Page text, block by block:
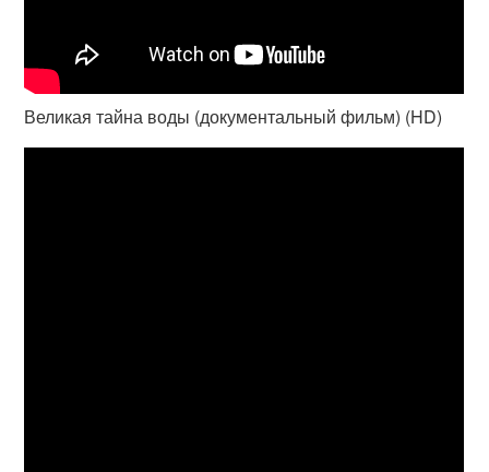
Великая тайна воды (документальный фильм) (HD)